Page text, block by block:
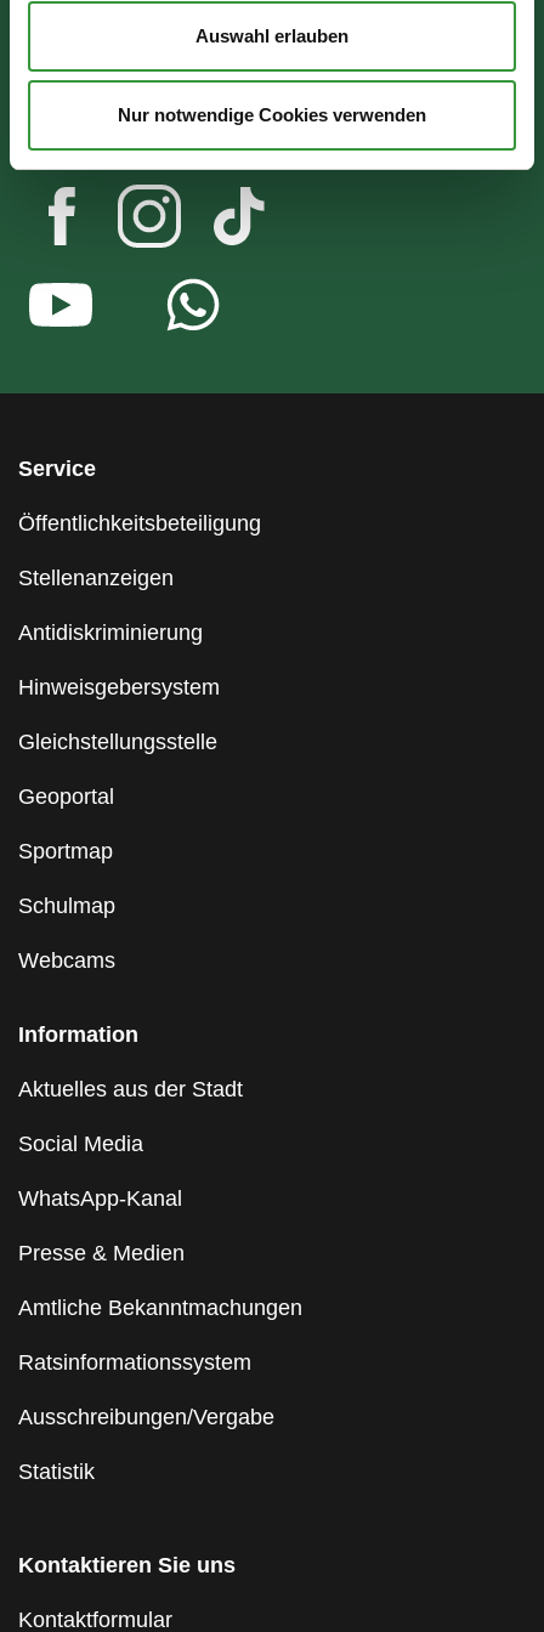
Auswahl erlauben
Nur notwendige Cookies verwenden
Service
Öffentlichkeitsbeteiligung
Stellenanzeigen
Antidiskriminierung
Hinweisgebersystem
Gleichstellungsstelle
Geoportal
Sportmap
Schulmap
Webcams
Information
Aktuelles aus der Stadt
Social Media
WhatsApp-Kanal
Presse & Medien
Amtliche Bekanntmachungen
Ratsinformationssystem
Ausschreibungen/Vergabe
Statistik
Kontaktieren Sie uns
Kontaktformular
Mo - Mi: 07:30 - 16:30 Uhr
Do: 07:30 - 17:30 Uhr
Fr: 07:30 - 12:00 Uhr